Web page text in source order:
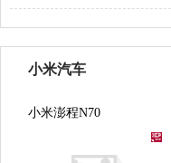
小米汽车
小米澎程N70